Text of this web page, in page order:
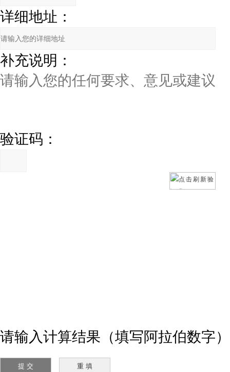
详细地址：
补充说明：
验证码：
请输入计算结果（填写阿拉伯数字